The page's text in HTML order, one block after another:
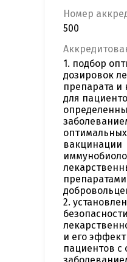
Номер
500
1. подбор
дозировок
препарата и
для
вакцинации
2.
безопасности
и его
пациентов